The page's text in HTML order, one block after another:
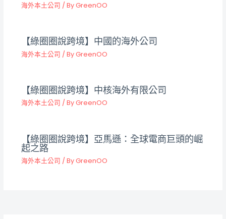
海外本土公司 / ByGreenOO
【綠圈圈說跨境】中國的海外公司
海外本土公司 / ByGreenOO
【綠圈圈說跨境】中核海外有限公司
海外本土公司 / ByGreenOO
【綠圈圈說跨境】亞馬遜：全球電商巨頭的崛
起之路
海外本土公司 / ByGreenOO